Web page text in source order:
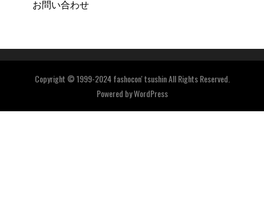
お問い合わせ
Copyright © 1999-2024 fashocon' tsushin All Rights Reserved.
Powered byWordPress